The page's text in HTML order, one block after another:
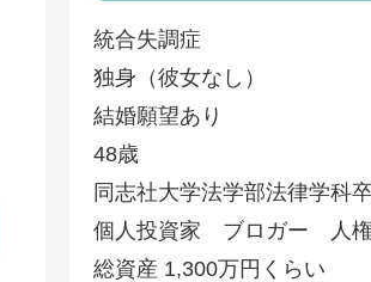
統合失調症
独身（彼女なし）
結婚願望あり
48歳
同志社大学法学部法律学科
個人投資家 ブロガー 人
総資産 1,300万円くらい